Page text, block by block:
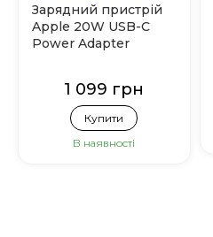
Зарядний пристрій
Apple 20W USB-C
Power Adapter
1 099 грн
Купити
В наявності